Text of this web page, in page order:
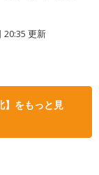
20:35 更新
】をもっと見